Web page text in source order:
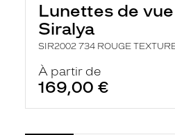
Lunettes de vue
Siralya
SIR2002 734 ROUGE
À partir de
169,00 €